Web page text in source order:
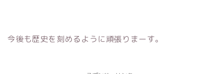
今後も歴史を刻めるように頑張りまーす。